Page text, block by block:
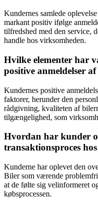
Kundernes samlede
markant positiv ifølge
tilfredshed med den service,
handle hos virksomheden.
Hvilke elementer har
positive anmeldelser
Kundernes positive
faktorer, herunder den
rådgivning, kvaliteten af
tilgængelighed, som
Hvordan har kunder
transaktionsproces
Kunderne har oplevet den
Biler som værende
at de følte sig velinformeret
købsprocessen.